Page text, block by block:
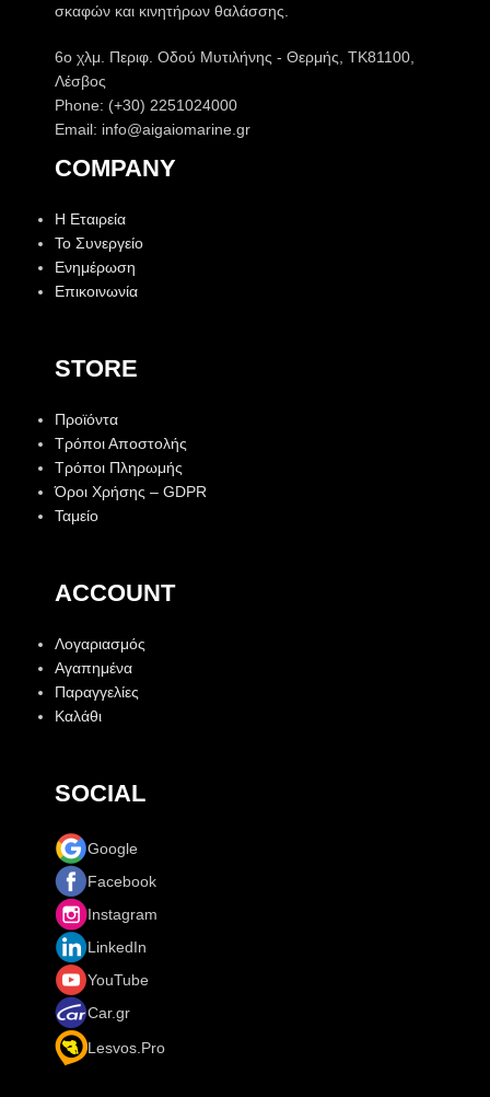
σκαφών και κινητήρων θαλάσσης.
6o χλμ. Περιφ. Οδού Μυτιλήνης - Θερμής, ΤΚ81100,
Λέσβος
Phone: (+30) 2251024000
Email: info@aigaiomarine.gr
COMPANY
Η Εταιρεία
Το Συνεργείο
Ενημέρωση
Επικοινωνία
STORE
Προϊόντα
Τρόποι Αποστολής
Τρόποι Πληρωμής
Όροι Χρήσης – GDPR
Ταμείο
ACCOUNT
Λογαριασμός
Αγαπημένα
Παραγγελίες
Καλάθι
SOCIAL
Google
Facebook
Instagram
LinkedIn
YouTube
Car.gr
Lesvos.Pro